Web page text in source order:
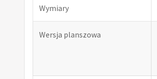
Wymiary
Wersja planszowa